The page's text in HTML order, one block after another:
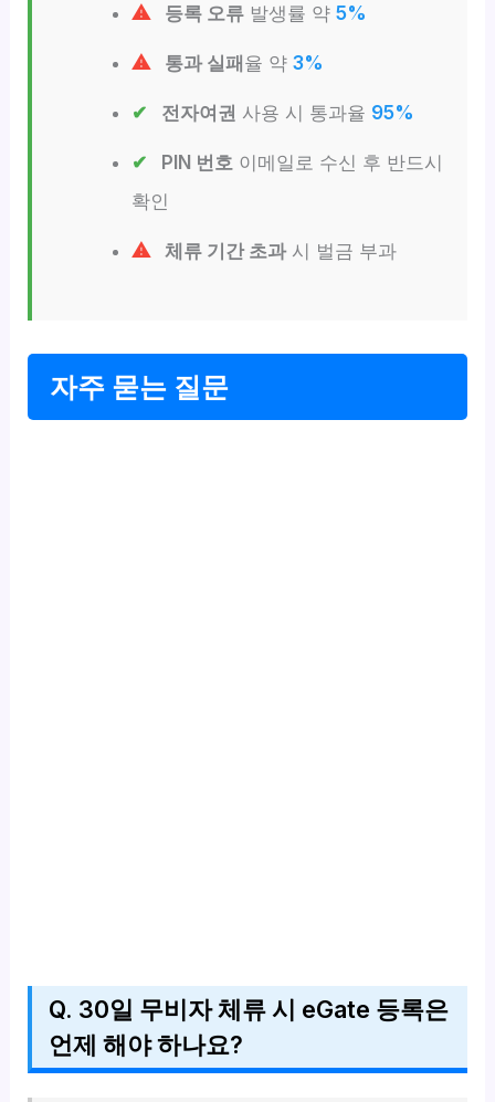
등록 오류발생률 약 5%
통과 실패 율 약 3%
전자여권 사용 시 통과율 95%
PIN 번호이메일로 수신 후 반드시
확인
체류 기간 초과시 벌금 부과
자주 묻는 질문
Q. 30일 무비자 체류 시 eGate 등록은
언제 해야 하나요?